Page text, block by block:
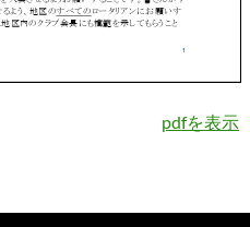
pdfを表示